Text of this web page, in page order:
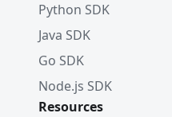
Python SDK
Java SDK
Go SDK
Node.js SDK
Resources